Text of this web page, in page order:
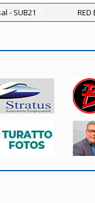
- SUB21 RED